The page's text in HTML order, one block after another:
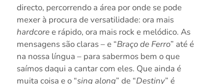
directo, percorrendo a área por onde se pode
mexer à procura de versatilidade: ora mais
hardcoree rápido, ora mais rock e melódico. As
mensagens são claras – e “Braço de Ferro” até é
na nossa língua – para sabermos bem o que
saímos daqui a cantar com eles. Que ainda é
muita coisa e o “sing along” de “Destiny” é